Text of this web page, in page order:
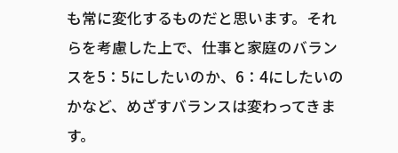
も常に変化するものだと思います。それ
らを考慮した上で、仕事と家庭のバラン
スを5：5にしたいのか、6：4にしたいの
かなど、めざすバランスは変わってきま
す。